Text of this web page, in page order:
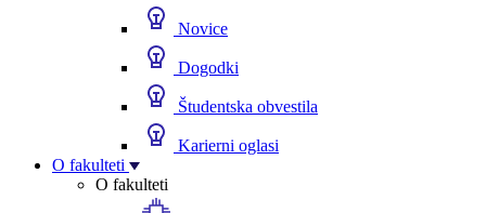
Novice
Dogodki
Študentska obvestila
Karierni oglasi
O fakulteti
O fakulteti